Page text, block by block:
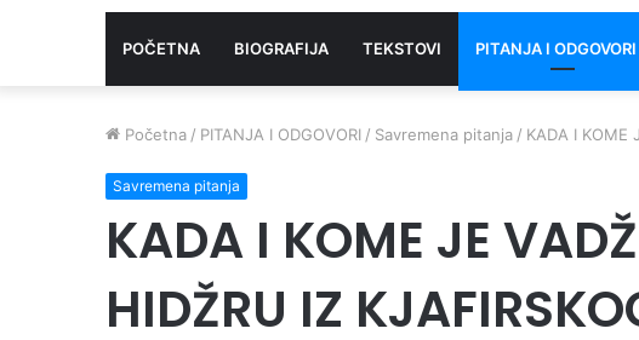
POČETNA BIOGRAFIJA TEKSTOVI PITANJA I ODGOVORI
Početna / PITANJA I ODGOVORI / Savremena pitanja / KADA I KOME
Savremena pitanja
KADA I KOME JE
HIDŽRU IZ